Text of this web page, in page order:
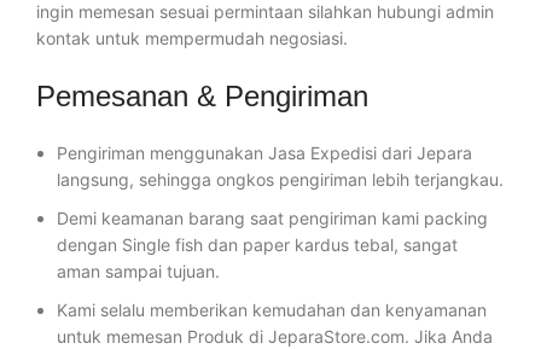
ingin memesan sesuai permintaan silahkan hubungi admin
kontak untuk mempermudah negosiasi.
Pemesanan & Pengiriman
Pengiriman menggunakan Jasa Expedisi dari Jepara
langsung, sehingga ongkos pengiriman lebih terjangkau.
Demi keamanan barang saat pengiriman kami packing
dengan Single fish dan paper kardus tebal, sangat
aman sampai tujuan.
Kami selalu memberikan kemudahan dan kenyamanan
untuk memesan Produk di JeparaStore.com. Jika Anda